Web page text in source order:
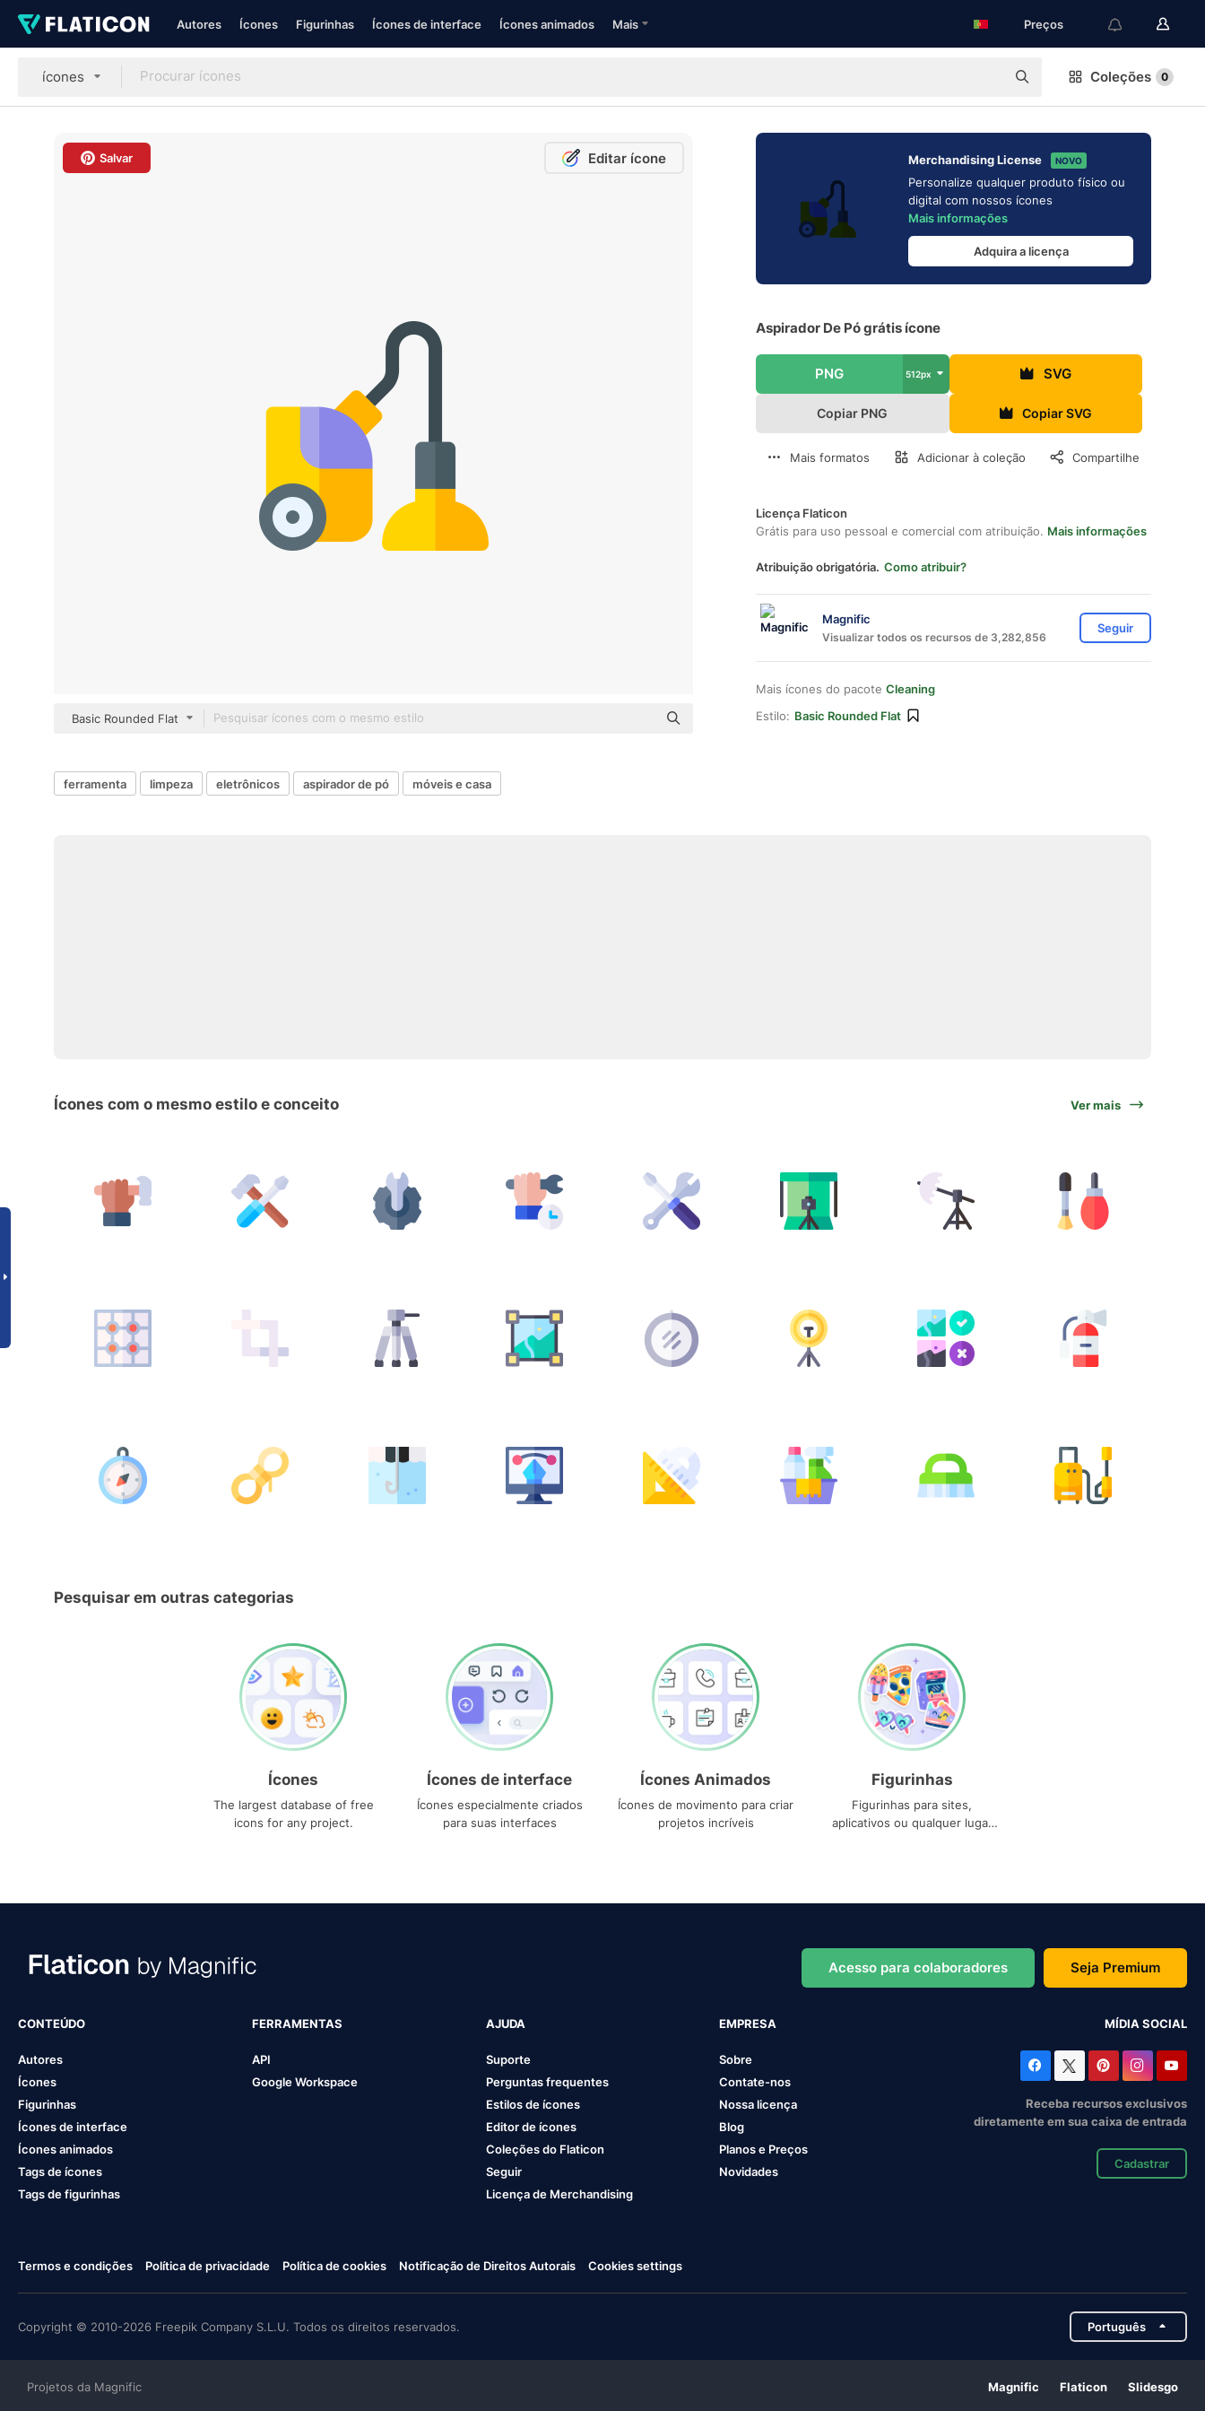
Autores Ícones Figurinhas Ícones de interface Ícones animados Mais Preços
ícones Coleções 0
Salvar Editar ícone
Basic Rounded Flat
Merchandising License NOVO
Personalize qualquer produto físico ou
digital com nossos ícones
Mais informações
Adquira a licença
Aspirador De Pó grátis ícone
PNG 512px SVG
Copiar PNG Copiar SVG
Mais formatos Adicionar à coleção Compartilhe
Licença Flaticon
Grátis para uso pessoal e comercial com atribuição. Mais informações
Atribuição obrigatória. Como atribuir?
Magnific
Visualizar todos os recursos de 3,282,856
Seguir
Mais ícones do pacote Cleaning
Estilo: Basic Rounded Flat
ferramenta limpeza eletrônicos aspirador de pó móveis e casa
Ícones com o mesmo estilo e conceito Ver mais
Pesquisar em outras categorias
Ícones
The largest database of free
icons for any project.
Ícones de interface
Ícones especialmente criados
para suas interfaces
Ícones Animados
Ícones de movimento para criar
projetos incríveis
Figurinhas
Figurinhas para sites,
aplicativos ou qualquer lugar
Acesso para colaboradores Seja Premium
CONTEÚDO
Autores
Ícones
Figurinhas
Ícones de interface
Ícones animados
Tags de ícones
Tags de figurinhas
FERRAMENTAS
API
Google Workspace
AJUDA
Suporte
Perguntas frequentes
Estilos de ícones
Editor de ícones
Coleções do Flaticon
Seguir
Licença de Merchandising
EMPRESA
Sobre
Contate-nos
Nossa licença
Blog
Planos e Preços
Novidades
MÍDIA SOCIAL
Receba recursos exclusivos
diretamente em sua caixa de entrada
Cadastrar
Termos e condições Política de privacidade Política de cookies Notificação de Direitos Autorais Cookies settings
Copyright © 2010-2026 Freepik Company S.L.U. Todos os direitos reservados. Português
Projetos da Magnific Magnific Flaticon Slidesgo